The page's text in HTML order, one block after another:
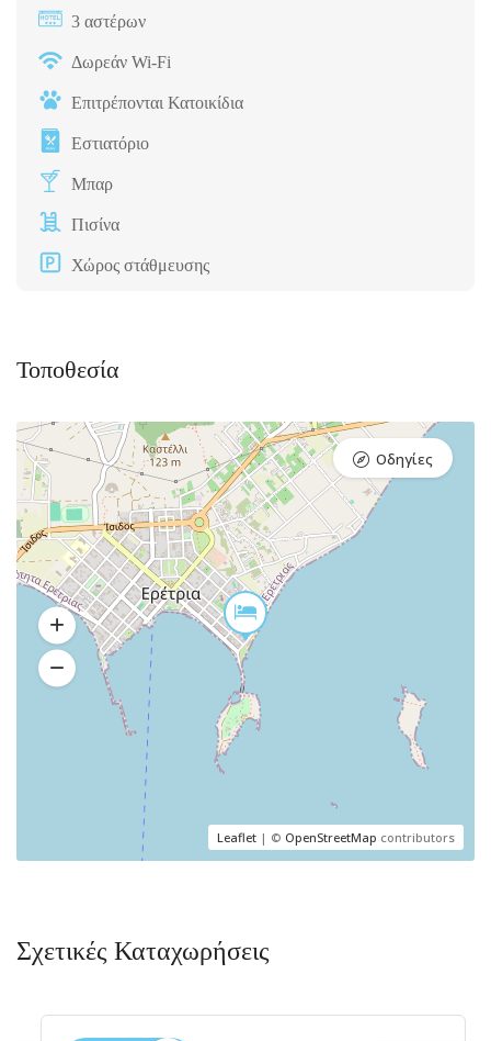
3 αστέρων
Δωρεάν Wi-Fi
Επιτρέπονται Κατοικίδια
Εστιατόριο
Μπαρ
Πισίνα
Χώρος στάθμευσης
Τοποθεσία
Leaflet | © OpenStreetMap contributors
Οδηγίες
Σχετικές Καταχωρήσεις